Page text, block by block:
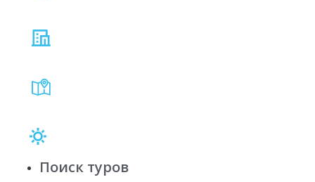
Поиск туров